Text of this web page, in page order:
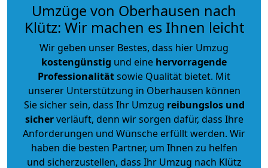
Umzüge von Oberhausen nach
Klütz: Wir machen es Ihnen leicht
Wir geben unser Bestes, dass hier Umzug
kostengünstig und eine hervorragende
Professionalitätsowie Qualität bietet. Mit
unserer Unterstützung in Oberhausen können
Sie sicher sein, dass Ihr Umzug reibungslos und
sicherverläuft, denn wir sorgen dafür, dass Ihre
Anforderungen und Wünsche erfüllt werden. Wir
haben die besten Partner, um Ihnen zu helfen
und sicherzustellen, dass Ihr Umzug nach Klütz